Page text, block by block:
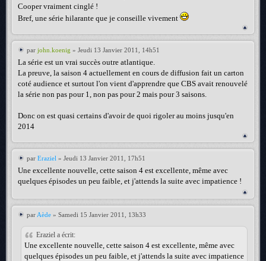
Cooper vraiment cinglé !
Bref, une série hilarante que je conseille vivement
par john.koenig » Jeudi 13 Janvier 2011, 14h51
La série est un vrai succès outre atlantique.
La preuve, la saison 4 actuellement en cours de diffusion fait un carton
coté audience et surtout l'on vient d'apprendre que CBS avait renouvelé
la série non pas pour 1, non pas pour 2 mais pour 3 saisons.
Donc on est quasi certains d'avoir de quoi rigoler au moins jusqu'en
2014
par Eraziel » Jeudi 13 Janvier 2011, 17h51
Une excellente nouvelle, cette saison 4 est excellente, même avec
quelques épisodes un peu faible, et j'attends la suite avec impatience !
par Aède » Samedi 15 Janvier 2011, 13h33
Eraziel a écrit:
Une excellente nouvelle, cette saison 4 est excellente, même avec
quelques épisodes un peu faible, et j'attends la suite avec impatience